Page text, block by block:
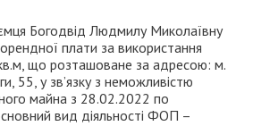
Богодвід Людмилу Миколаївну
плати за використання
що розташоване за адресою: м.
55, у зв’язку з неможливістю
майна з 28.02.2022 по
вид діяльності ФОП –